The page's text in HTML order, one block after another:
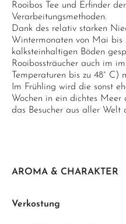
Rooibos Tee und Erfinder
Verarbeitungsmethoden.
Dank des relativ starken
Wintermonaten von Mai bis
kalksteinhaltigen Böden
Rooibossträucher auch im
Temperaturen bis zu 48° C)
Im Frühling wird die sonst
Wochen in ein dichtes Meer
das Besucher aus aller Welt
AROMA & CHARAKTER
Verkostung